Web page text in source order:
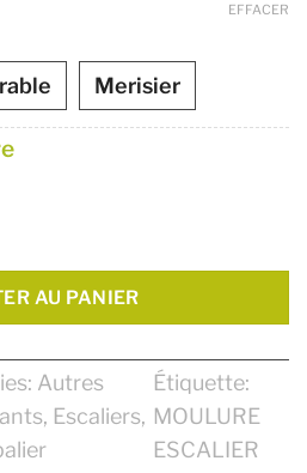
Merisier
EFFACER
AU PANIER
Autres
, Escaliers,
Étiquette:
MOULURE
ESCALIER